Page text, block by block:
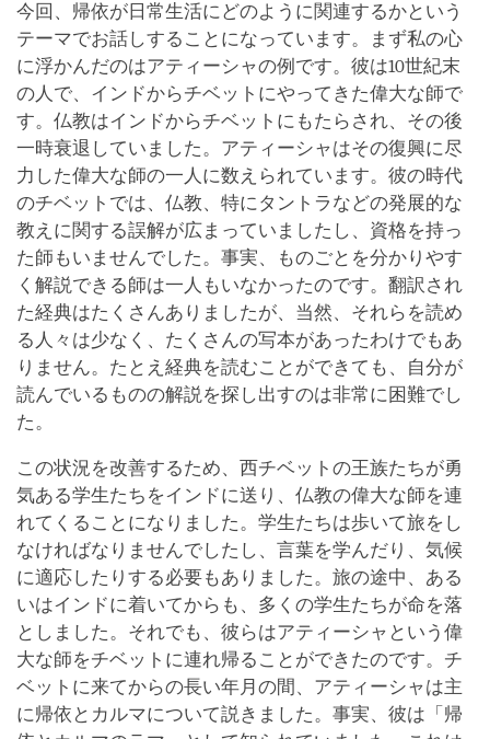
今回、帰依が日常生活にどのように関連するかという
テーマでお話しすることになっています。まず私の心
に浮かんだのはアティーシャの例です。彼は10世紀末
の人で、インドからチベットにやってきた偉大な師で
す。仏教はインドからチベットにもたらされ、その後
一時衰退していました。アティーシャはその復興に尽
力した偉大な師の一人に数えられています。彼の時代
のチベットでは、仏教、特にタントラなどの発展的な
教えに関する誤解が広まっていましたし、資格を持っ
た師もいませんでした。事実、ものごとを分かりやす
く解説できる師は一人もいなかったのです。翻訳され
た経典はたくさんありましたが、当然、それらを読め
る人々は少なく、たくさんの写本があったわけでもあ
りません。たとえ経典を読むことができても、自分が
読んでいるものの解説を探し出すのは非常に困難でし
た。
この状況を改善するため、西チベットの王族たちが勇
気ある学生たちをインドに送り、仏教の偉大な師を連
れてくることになりました。学生たちは歩いて旅をし
なければなりませんでしたし、言葉を学んだり、気候
に適応したりする必要もありました。旅の途中、ある
いはインドに着いてからも、多くの学生たちが命を落
としました。それでも、彼らはアティーシャという偉
大な師をチベットに連れ帰ることができたのです。チ
ベットに来てからの長い年月の間、アティーシャは主
に帰依とカルマについて説きました。事実、彼は「帰